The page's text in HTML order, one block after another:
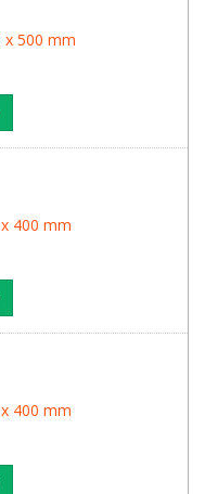
x 500 mm
400 mm
400 mm